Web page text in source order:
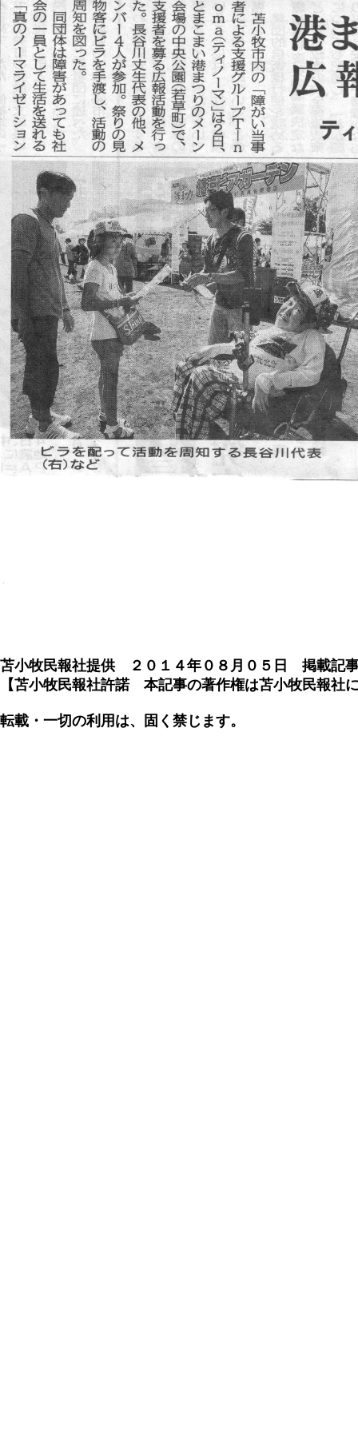
苫小牧民報社提供 ２０１４年０８月０５日 掲載記
【苫小牧民報社許諾 本記事の著作権は苫小牧民報社
転載・一切の利用は、固く禁じます。